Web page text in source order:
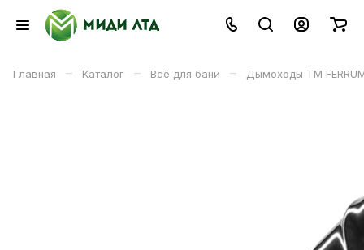
Главная – Каталог – Всё для бани – Дымоходы ТМ